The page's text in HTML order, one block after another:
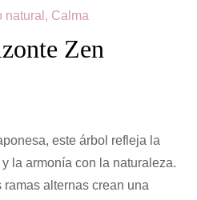
natural, Calma
Zen
este árbol refleja la
la armonía con la naturaleza.
alternas crean una